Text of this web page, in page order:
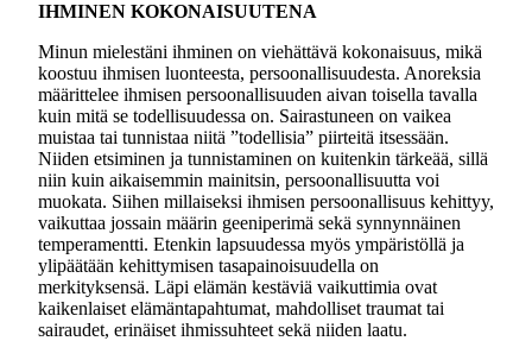
IHMINEN KOKONAISUUTENA
Minun mielestäni ihminen on viehättävä kokonaisuus, mikä
koostuu ihmisen luonteesta, persoonallisuudesta. Anoreksia
määrittelee ihmisen persoonallisuuden aivan toisella tavalla
kuin mitä se todellisuudessa on. Sairastuneen on vaikea
muistaa tai tunnistaa niitä ”todellisia” piirteitä itsessään.
Niiden etsiminen ja tunnistaminen on kuitenkin tärkeää, sillä
niin kuin aikaisemmin mainitsin, persoonallisuutta voi
muokata. Siihen millaiseksi ihmisen persoonallisuus kehittyy,
vaikuttaa jossain määrin geeniperimä sekä synnynnäinen
temperamentti. Etenkin lapsuudessa myös ympäristöllä ja
ylipäätään kehittymisen tasapainoisuudella on
merkityksensä. Läpi elämän kestäviä vaikuttimia ovat
kaikenlaiset elämäntapahtumat, mahdolliset traumat tai
sairaudet, erinäiset ihmissuhteet sekä niiden laatu.